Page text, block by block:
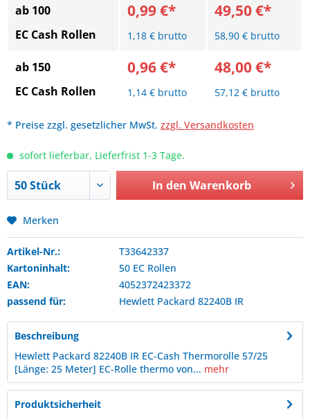
ab 100
EC Cash Rollen
0,99 €*
1,18 € brutto
49,50 €*
58,90 € brutto
ab 150
EC Cash Rollen
0,96 €*
1,14 € brutto
48,00 €*
57,12 € brutto
* Preise zzgl. gesetzlicher MwSt. zzgl. Versandkosten
sofort lieferbar, Lieferfrist 1-3 Tage.
In den Warenkorb
Merken
Artikel-Nr.:
T33642337
Kartoninhalt:
50 EC Rollen
EAN:
4052372423372
passend für:
Hewlett Packard 82240B IR
Beschreibung
Hewlett Packard 82240B IR EC-Cash Thermorolle 57/25
[Länge: 25 Meter] EC-Rolle thermo von... mehr
Produktsicherheit